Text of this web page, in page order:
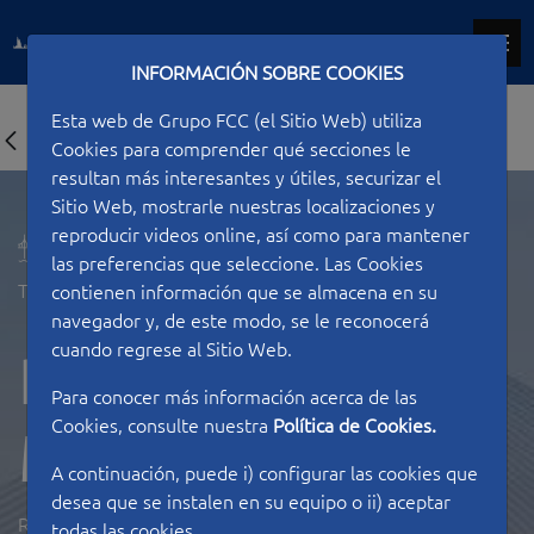
INFORMACIÓN SOBRE COOKIES
Esta web de Grupo FCC (el Sitio Web) utiliza
Cookies para comprender qué secciones le
resultan más interesantes y útiles, securizar el
Sitio Web, mostrarle nuestras localizaciones y
reproducir videos online, así como para mantener
las preferencias que seleccione. Las Cookies
contienen información que se almacena en su
navegador y, de este modo, se le reconocerá
cuando regrese al Sitio Web.
Para conocer más información acerca de las
Cookies, consulte nuestra Política de Cookies.
A continuación, puede i) configurar las cookies que
desea que se instalen en su equipo o ii) aceptar
Tipo de construcción Puentes
Puente de
Mersey
REINO UNIDO